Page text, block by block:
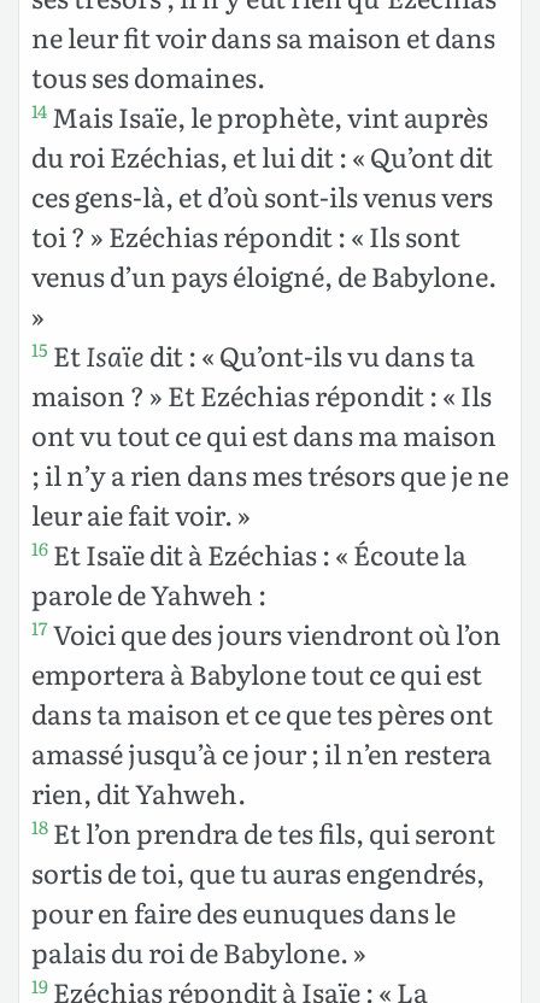
ne leur fit voir dans sa maison et dans
tous ses domaines.
14 Mais Isaïe, le prophète, vint auprès
du roi Ezéchias, et lui dit : « Qu’ont dit
ces gens-là, et d’où sont-ils venus vers
toi ? » Ezéchias répondit : « Ils sont
venus d’un pays éloigné, de Babylone.
»
15 EtIsaïedit : « Qu’ont-ils vu dans ta
maison ? » Et Ezéchias répondit : « Ils
ont vu tout ce qui est dans ma maison
; il n’y a rien dans mes trésors que je ne
leur aie fait voir. »
16 Et Isaïe dit à Ezéchias : « Écoute la
parole de Yahweh :
17Voici que des jours viendront où l’on
emportera à Babylone tout ce qui est
dans ta maison et ce que tes pères ont
amassé jusqu’à ce jour ; il n’en restera
rien, dit Yahweh.
18 Et l’on prendra de tes fils, qui seront
sortis de toi, que tu auras engendrés,
pour en faire des eunuques dans le
palais du roi de Babylone. »
19 Ezéchias répondit à Isaïe : « La